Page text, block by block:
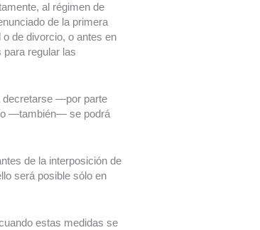
al régimen de
de la primera
de divorcio, o antes en
regular las
decretarse —por parte
—también— se podrá
de la interposición de
será posible sólo en
estas medidas se